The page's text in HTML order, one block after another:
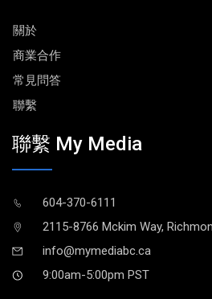
關於
商業合作
常見問答
聯繫
聯繫 My Media
604-370-6111
2115-8766 Mckim Way,
info@mymediabc.ca
9:00am-5:00pm PST